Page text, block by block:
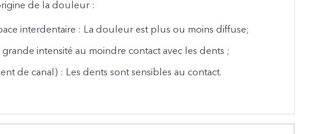
de la douleur :
interdentaire : La douleur est plus ou moins diffuse;
intensité au moindre contact avec les dents ;
de canal) : Les dents sont sensibles au contact.